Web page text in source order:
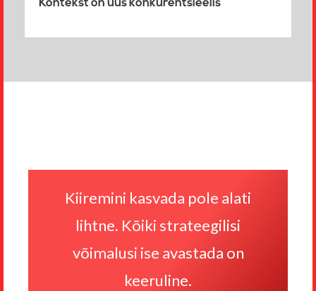
Kontekst on uus konkurentsieelis
Kiiremini kasvada pole alati
lihtne. Kõiki strateegilisi
võimalusi ise avastada on
keeruline.